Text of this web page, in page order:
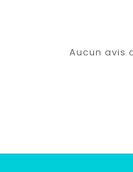
Aucun avis